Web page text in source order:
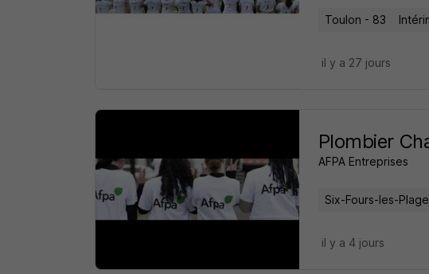
Toulon - 83
il y a 27 jours
Plombier
AFPA Entreprises
Six-Fours-les-
il y a 4 jours